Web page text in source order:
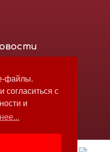
файлы.
согласиться с
и